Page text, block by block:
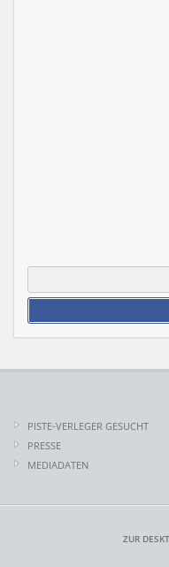
PISTE-VERLEGER GESUCHT
PRESSE
MEDIADATEN
ZUR